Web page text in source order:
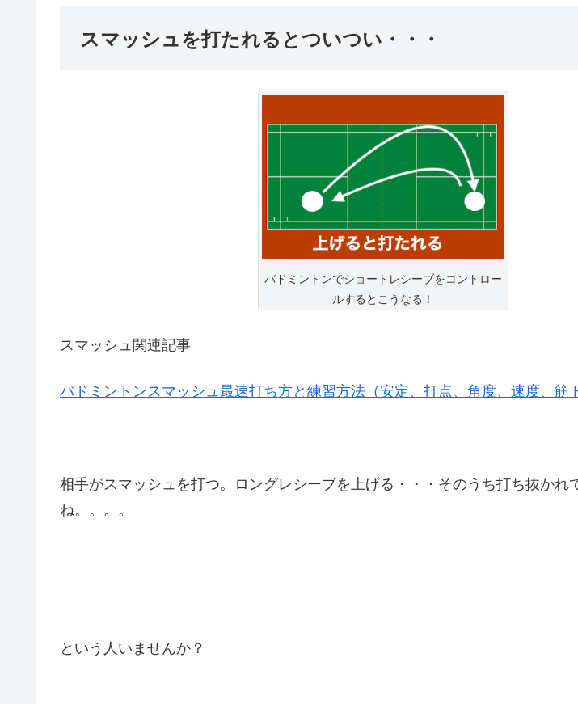
スマッシュを打たれるとついつい・・・
バドミントンでショートレシーブをコントロー
ルするとこうなる！
スマッシュ関連記事
バドミントンスマッシュ最速打ち方と練習方法（安定、打点、角度、速度、筋
相手がスマッシュを打つ。ロングレシーブを上げる・・・そのうち打ち抜かれ
ね。。。。
という人いませんか？